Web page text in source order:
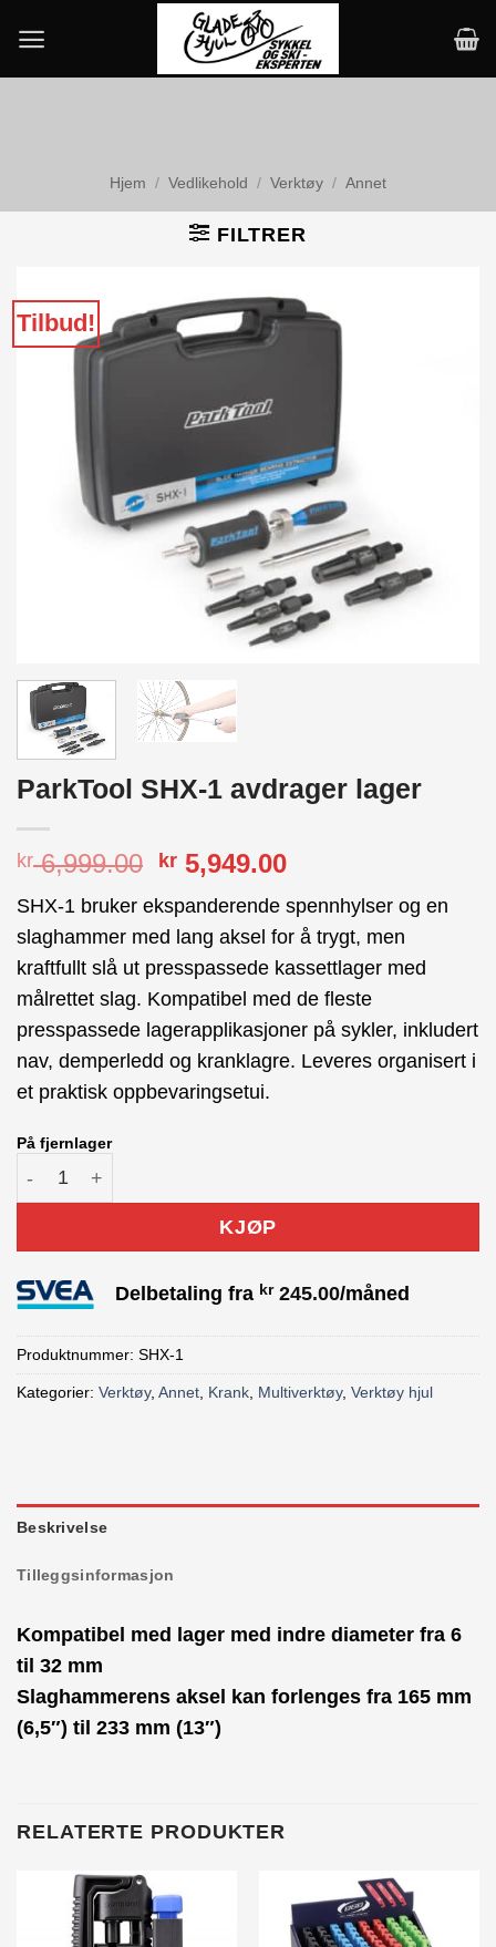
content
Hjem / Vedlikehold / Verktøy / Annet
FILTRER
Tilbud!
ParkTool SHX-1 avdrager lager
kr6,999.00 Opprinnelig
var:
kr 6,999.00.
kr 5,949.00Nåværende
er:
kr 5,949.00.
SHX-1 bruker ekspanderende spennhylser og en
slaghammer med lang aksel for å trygt, men
kraftfullt slå ut presspassede kassettlager med
målrettet slag. Kompatibel med de fleste
presspassede lagerapplikasjoner på sykler, inkludert
nav, demperledd og kranklagre. Leveres organisert i
et praktisk oppbevaringsetui.
På fjernlager
ParkTool SHX-1 avdrager lager antall
KJØP
Delbetaling fra kr245.00/måned
Produktnummer: SHX-1
Kategorier: Verktøy, Annet Krank Multiverktøy, Verktøy hjul
Beskrivelse
Tilleggsinformasjon
Kompatibel med lager med indre diameter fra 6
til 32 mm
Slaghammerens aksel kan forlenges fra 165 mm
(6,5″) til 233 mm (13″)
RELATERTE PRODUKTER